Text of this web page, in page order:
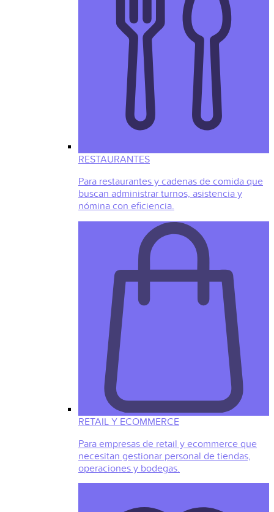
RESTAURANTES
Para restaurantes y cadenas de comida que
buscan administrar turnos, asistencia y
nómina con eficiencia.
RETAIL Y ECOMMERCE
Para empresas de retail y ecommerce que
necesitan gestionar personal de tiendas,
operaciones y bodegas.